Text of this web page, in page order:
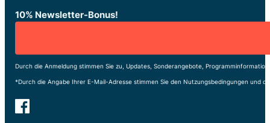
10% Newsletter-Bonus!
Durch die Anmeldung stimmen Sie zu, Updates, Sonderangebote,
*Durch die Angabe Ihrer E-Mail-Adresse stimmen Sie den Nutzungsbedingungen und